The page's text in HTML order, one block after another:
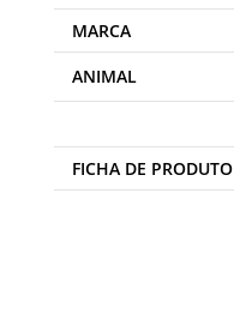
MARCA
ANIMAL
FICHA DE PRODUTO